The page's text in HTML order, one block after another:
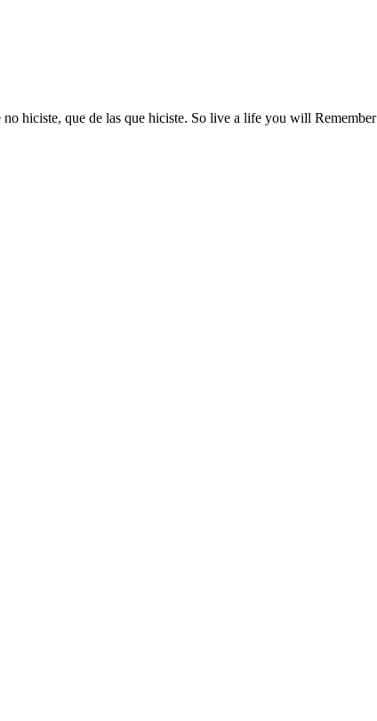
no hiciste, que de las que hiciste. So live a life you will Remember